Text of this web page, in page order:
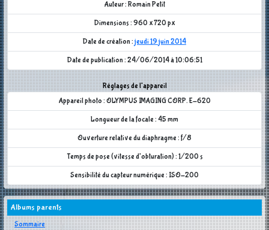
Auteur : Romain Petit
Dimensions : 960 x 720 px
Date de création : jeudi 19 juin 2014
Date de publication : 24/06/2014 à 10:06:51
Réglages de l'appareil
Appareil photo : OLYMPUS IMAGING CORP. E-620
Longueur de la focale : 45 mm
Ouverture relative du diaphragme : f/8
Temps de pose (vitesse d'obturation) : 1/200 s
Sensibilité du capteur numérique : ISO-200
Albums parents
Sommaire